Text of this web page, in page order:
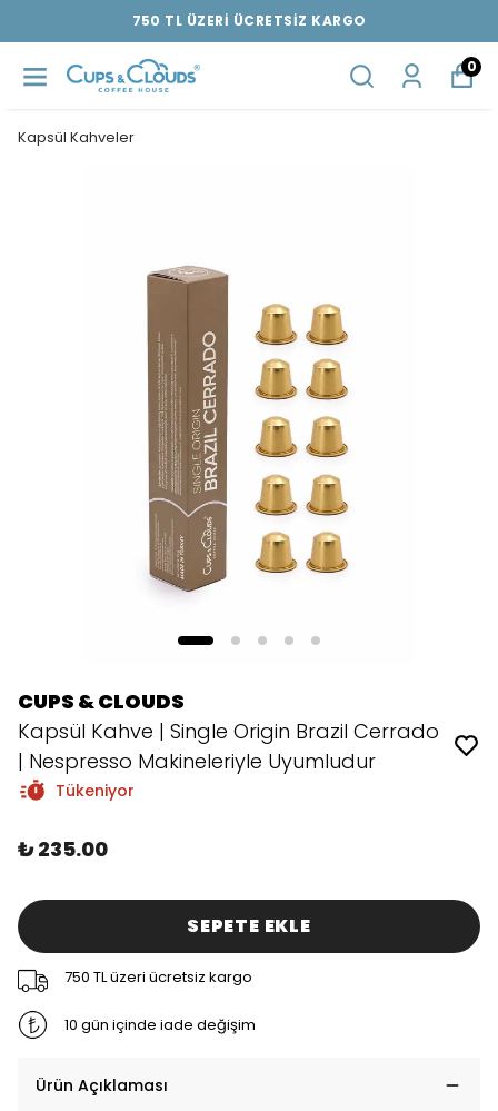
750 TL ÜZERİ ÜCRETSİZ KARGO
0
Kapsül Kahveler
CUPS & CLOUDS
Kapsül Kahve | Single Origin Brazil Cerrado
| Nespresso Makineleriyle Uyumludur
Tükeniyor
₺ 235.00
SEPETE EKLE
750 TL üzeri ücretsiz kargo
10 gün içinde iade değişim
Ürün Açıklaması